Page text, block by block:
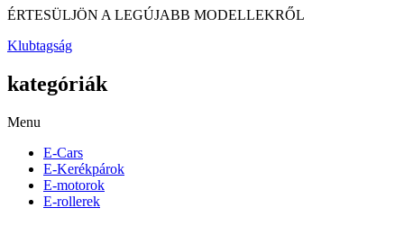
ÉRTESÜLJÖN A LEGÚJABB MODELLEKRŐL
Klubtagság
kategóriák
Menu
E-Cars
E-Kerékpárok
E-motorok
E-rollerek